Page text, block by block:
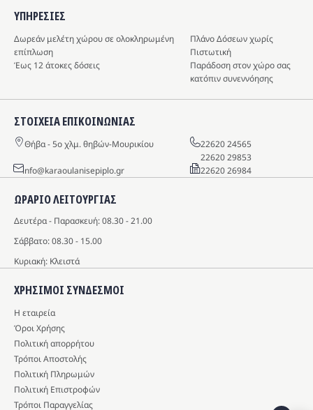
ΩΡΑΡΙΟ ΛΕΙΤΟΥΡΓΙΑΣ
Δευτέρα - Παρασκευή: 08.30 - 21.00
Σάββατο: 08.30 - 15.00
Κυριακή: Κλειστά
ΧΡΗΣΙΜΟΙ ΣΥΝΔΕΣΜΟΙ
Η εταιρεία
Όροι Χρήσης
Πολιτική απορρήτου
Τρόποι Αποστολής
Πολιτική Πληρωμών
Πολιτική Επιστροφών
Τρόποι Παραγγελίας
ΥΠΗΡΕΣIΕΣ
Δωρεάν μελέτη χώρου σε ολοκληρωμένη
επίπλωση
Πλάνο Δόσεων χωρίς
Πιστωτική
Έως 12 άτοκες δόσεις
Παράδοση στον χώρο σας
κατόπιν συνεννόησης
ΣΤΟΙΧΕΙΑ ΕΠΙΚΟΙΝΩΝΙΑΣ
Θήβα - 5o χλμ. θηβών-Μουρικίου
22620 24565
22620 29853
info@karaoulanisepiplo.gr
22620 26984